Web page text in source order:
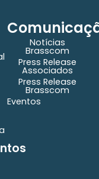
Notícias
Brasscom
Press Release
Associados
Press Release
Brasscom
Eventos